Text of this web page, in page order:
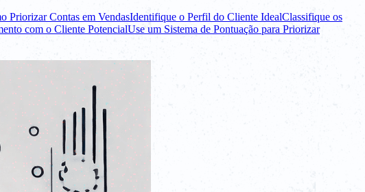
Priorizar Contas em VendasIdentifique o Perfil do Cliente IdealClassifique os
com o Cliente PotencialUse um Sistema de Pontuação para Priorizar